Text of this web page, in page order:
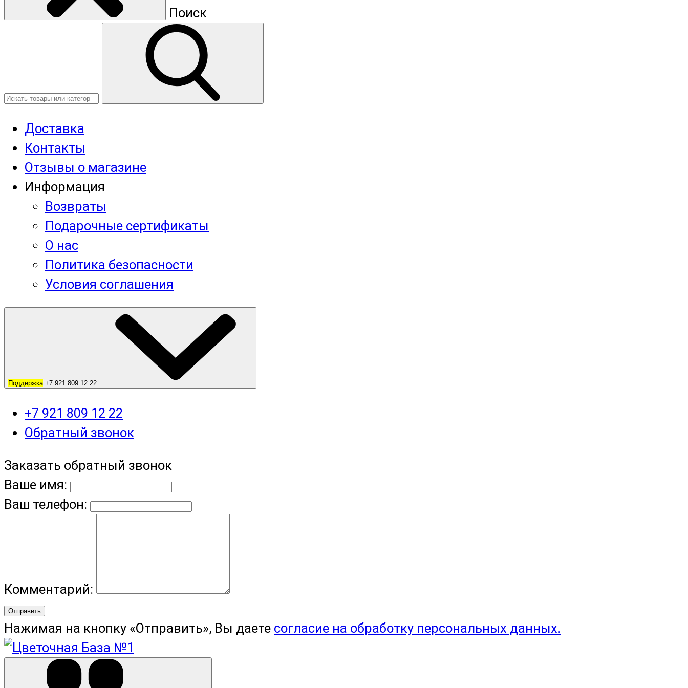
Поиск
Доставка
Контакты
Отзывы о магазине
Информация
Возвраты
Подарочные сертификаты
О нас
Политика безопасности
Условия соглашения
Поддержка +7 921 809 12 22
+7 921 809 12 22
Обратный звонок
Заказать обратный звонок
Ваше имя:
Ваш телефон:
Комментарий:
Отправить
Нажимая на кнопку «Отправить», Вы даете согласие на обработку персональных данных.